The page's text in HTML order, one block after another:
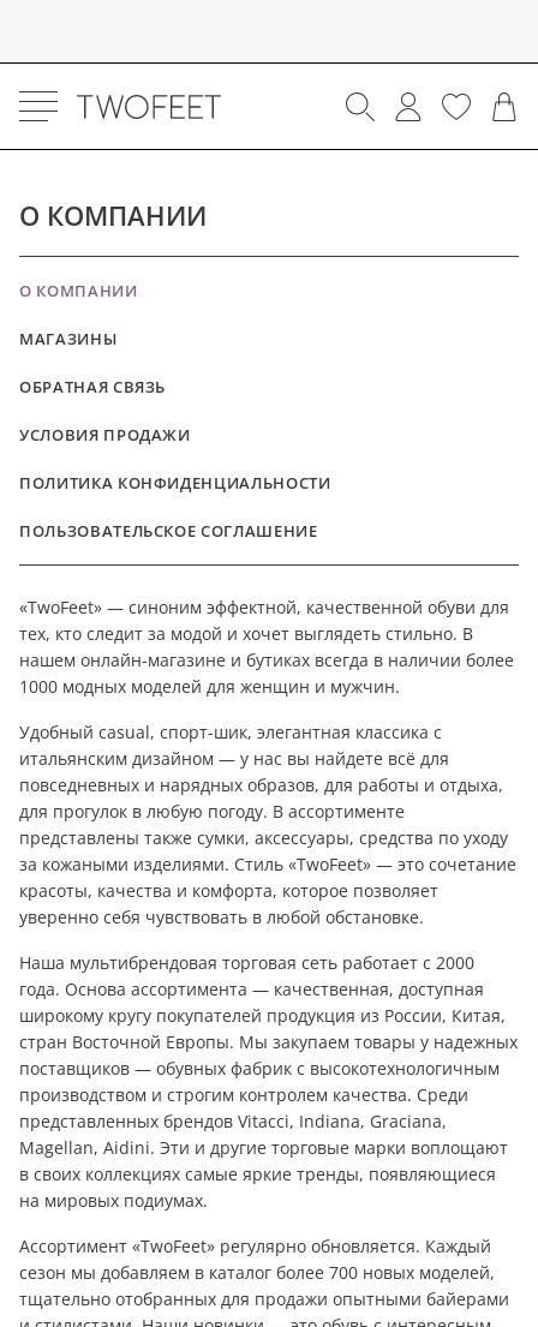
О КОМПАНИИ
О КОМПАНИИ
МАГАЗИНЫ
ОБРАТНАЯ СВЯЗЬ
УСЛОВИЯ ПРОДАЖИ
ПОЛИТИКА КОНФИДЕНЦИАЛЬНОСТИ
ПОЛЬЗОВАТЕЛЬСКОЕ СОГЛАШЕНИЕ
«TwoFeet» — синоним эффектной, качественной обуви для
тех, кто следит за модой и хочет выглядеть стильно. В
нашем онлайн-магазине и бутиках всегда в наличии более
1000 модных моделей для женщин и мужчин.
Удобный casual, спорт-шик, элегантная классика с
итальянским дизайном — у нас вы найдете всё для
повседневных и нарядных образов, для работы и отдыха,
для прогулок в любую погоду. В ассортименте
представлены также сумки, аксессуары, средства по уходу
за кожаными изделиями. Стиль «TwoFeet» — это сочетание
красоты, качества и комфорта, которое позволяет
уверенно себя чувствовать в любой обстановке.
Наша мультибрендовая торговая сеть работает с 2000
года. Основа ассортимента — качественная, доступная
широкому кругу покупателей продукция из России, Китая,
стран Восточной Европы. Мы закупаем товары у надежных
поставщиков — обувных фабрик с высокотехнологичным
производством и строгим контролем качества. Среди
представленных брендов Vitacci, Indiana, Graciana,
Magellan, Aidini. Эти и другие торговые марки воплощают
в своих коллекциях самые яркие тренды, появляющиеся
на мировых подиумах.
Ассортимент «TwoFeet» регулярно обновляется. Каждый
сезон мы добавляем в каталог более 700 новых моделей,
тщательно отобранных для продажи опытными байерами